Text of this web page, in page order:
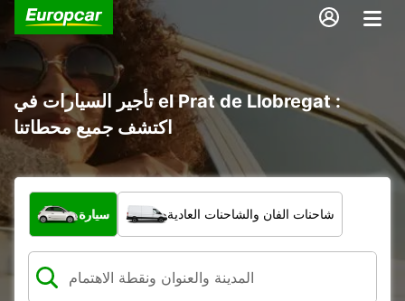
تأجير السيارات في el Prat de Llobregat :
اكتشف جميع محطاتنا
ما نوع المركبة؟
سيارة شاحنات الفان والشاحنات العادية